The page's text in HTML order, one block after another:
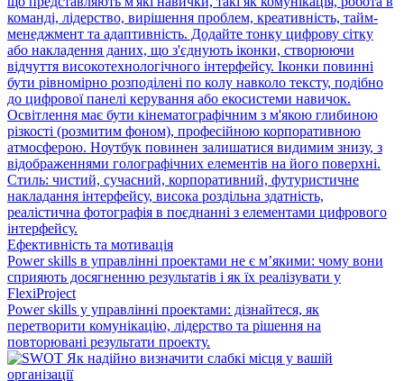
Ефективність та мотивація
Power skills в управлінні проектами не є м’якими: чому вони
сприяють досягненню результатів і як їх реалізувати у
FlexiProject
Power skills у управлінні проектами: дізнайтеся, як
перетворити комунікацію, лідерство та рішення на
повторювані результати проекту.